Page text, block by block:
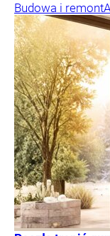
Budowa i remont